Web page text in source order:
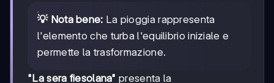
💡 Nota bene: La pioggia rappresenta
l'elemento che turba l'equilibrio iniziale e
permette la trasformazione.
"La sera fiesolana" presenta la